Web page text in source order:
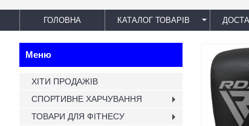
ГОЛОВНА КАТАЛОГ ТОВАРІВ
ХІТИ ПРОДАЖІВ
СПОРТИВНЕ ХАРЧУВАННЯ
ТОВАРИ ДЛЯ ФІТНЕСУ